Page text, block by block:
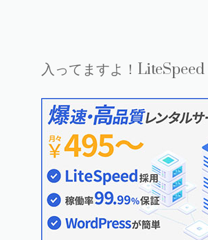
入ってますよ！LiteSpeed